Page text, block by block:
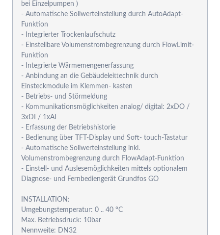
bei Einzelpumpen )
- Automatische Sollwerteinstellung durch AutoAdapt-
Funktion
- Integrierter Trockenlaufschutz
- Einstellbare Volumenstrombegrenzung durch FlowLimit-
Funktion
- Integrierte Wärmemengenerfassung
- Anbindung an die Gebäudeleittechnik durch
Einsteckmodule im Klemmen- kasten
- Betriebs- und Störmeldung
- Kommunikationsmöglichkeiten analog/ digital: 2xDO /
3xDI / 1xAI
- Erfassung der Betriebshistorie
- Bedienung über TFT-Display und Soft- touch-Tastatur
- Automatische Sollwerteinstellung inkl.
Volumenstrombegrenzung durch FlowAdapt-Funktion
- Einstell- und Auslesemöglichkeiten mittels optionalem
Diagnose- und Fernbediengerät Grundfos GO
INSTALLATION:
Umgebungstemperatur: 0 .. 40 °C
Max. Betriebsdruck: 10bar
Nennweite: DN32